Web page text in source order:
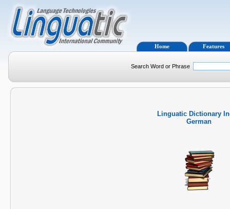
Home Features
Search Word or Phrase
Linguatic Dictionary
German